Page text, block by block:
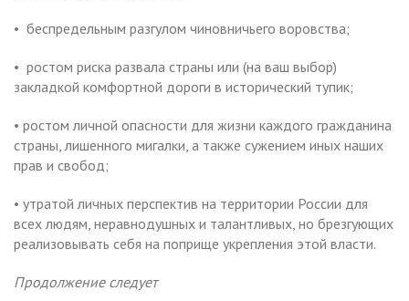
• беспредельным разгулом чиновничьего воровства;
• ростом риска развала страны или (на ваш выбор)
закладкой комфортной дороги в исторический тупик;
• ростом личной опасности для жизни каждого гражданина
страны, лишенного мигалки, а также сужением иных наших
прав и свобод;
• утратой личных перспектив на территории России для
всех людям, неравнодушных и талантливых, но брезгующих
реализовывать себя на поприще укрепления этой власти.
Продолжение следует